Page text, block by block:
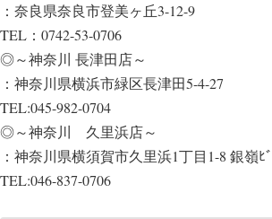
：奈良県奈良市登美ヶ丘3-12-9
TEL：0742-53-0706
◎～神奈川 長津田店～
：神奈川県横浜市緑区長津田5-4-27
TEL:045-982-0704
◎～神奈川 久里浜店～
：神奈川県横須賀市久里浜1丁目1-8 銀嶺ﾋ
TEL:046-837-0706